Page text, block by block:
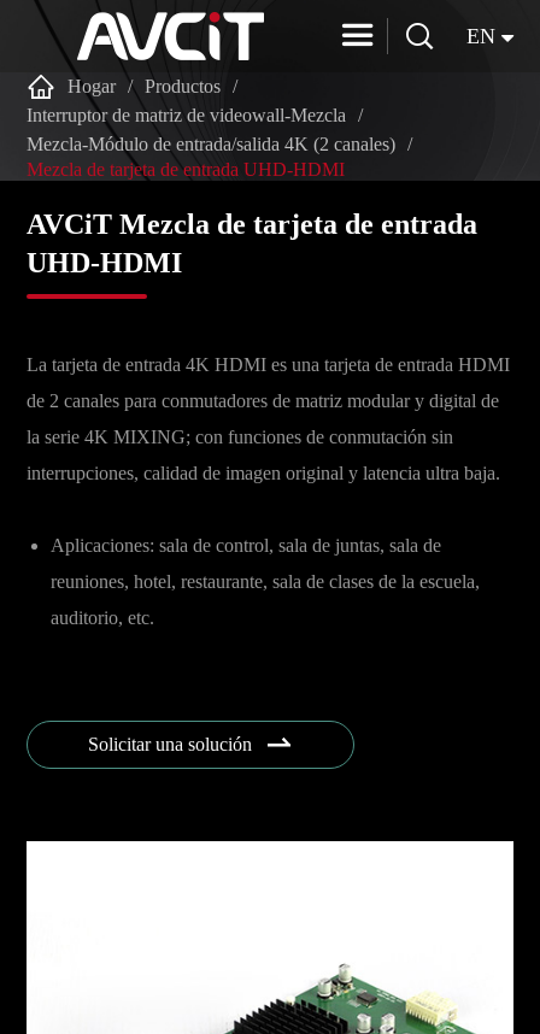
  EN
AVCiT Mezcla de tarjeta de entrada
UHD-HDMI
La tarjeta de entrada 4K HDMI es una tarjeta de entrada HDMI
de 2 canales para conmutadores de matriz modular y digital de
la serie 4K MIXING; con funciones de conmutación sin
interrupciones, calidad de imagen original y latencia ultra baja.
Aplicaciones: sala de control, sala de juntas, sala de
reuniones, hotel, restaurante, sala de clases de la escuela,
auditorio, etc.
Solicitar una solución 
 Hogar
Productos
Interruptor de matriz de videowall-Mezcla
Mezcla-Módulo de entrada/salida 4K (2 canales)
Mezcla de tarjeta de entrada UHD-HDMI